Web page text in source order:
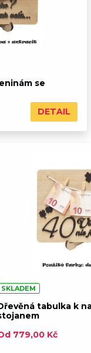
se
DETAIL
SKLADEM
tabulka k
779,00 Kč